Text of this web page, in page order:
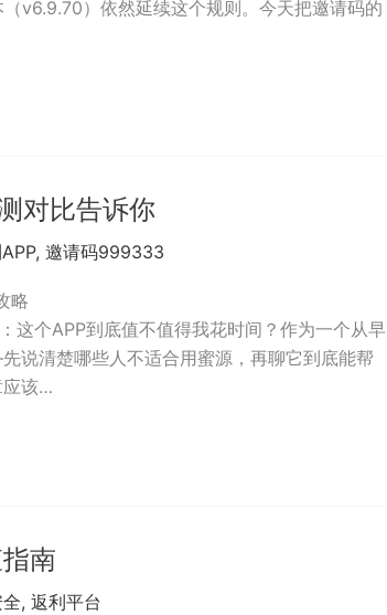
v6.9.70）依然延续这个规则。今天把邀请码的
对比告诉你
, 邀请码999333
略
这个APP到底值不值得我花时间？作为一个从早
说清楚哪些人不适合用蜜源，再聊它到底能帮
应该…
南
, 返利平台